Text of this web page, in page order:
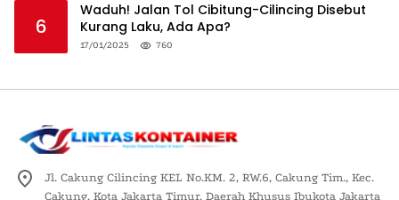
6
Waduh! Jalan Tol Cibitung-Cilincing Disebut
Kurang Laku, Ada Apa?
17/01/2025 760
Jl. Cakung Cilincing KEL No.KM. 2, RW.6, Cakung Tim., Kec.
Cakung, Kota Jakarta Timur, Daerah Khusus Ibukota Jakarta